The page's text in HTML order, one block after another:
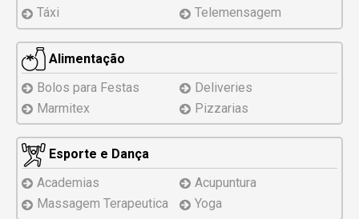
Táxi
Telemensagem
Alimentação
Bolos para Festas
Deliveries
Marmitex
Pizzarias
Esporte e Dança
Academias
Acupuntura
Massagem Terapeutica
Yoga